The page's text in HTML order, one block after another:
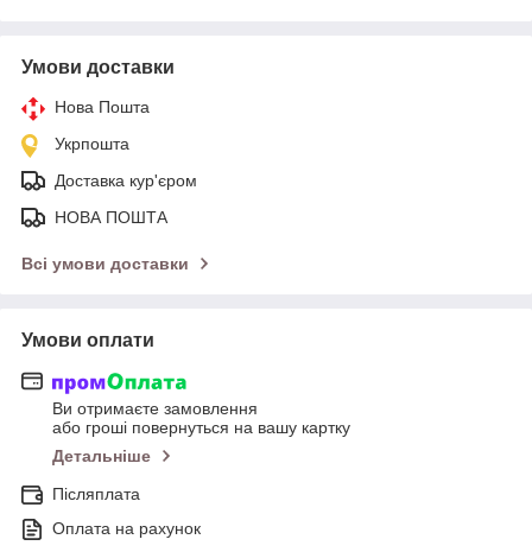
Умови доставки
Нова Пошта
Укрпошта
Доставка кур'єром
НОВА ПОШТА
Всі умови доставки
Умови оплати
Ви отримаєте замовлення
або гроші повернуться на вашу картку
Детальніше
Післяплата
Оплата на рахунок